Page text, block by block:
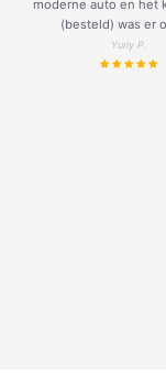
moderne auto en het
(besteld) was er
Yuriy P.